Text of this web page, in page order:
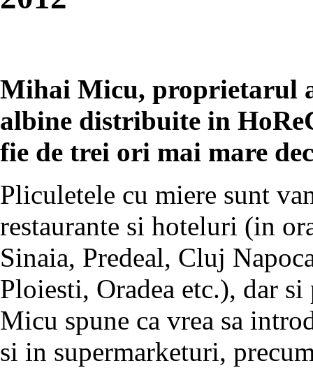
Mihai Micu, proprietarul
albine distribuite in
fie de trei ori mai mare
Pliculetele cu miere sunt
restaurante si hoteluri (in
Sinaia, Predeal, Cluj
Ploiesti, Oradea etc.), dar
Micu spune ca vrea sa
si in supermarketuri,